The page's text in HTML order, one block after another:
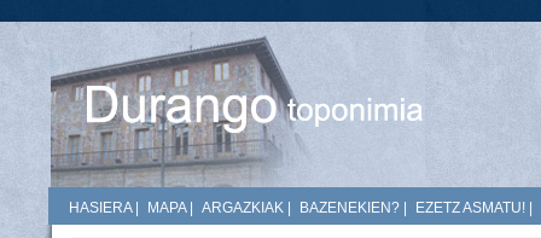
HASIERA| MAPA| ARGAZKIAK BAZENEKIEN? EZETZ ASMATU!